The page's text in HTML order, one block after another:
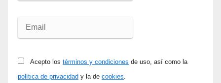
Acepto los términos y condiciones de uso, así como la
política de privacidad y la de cookies